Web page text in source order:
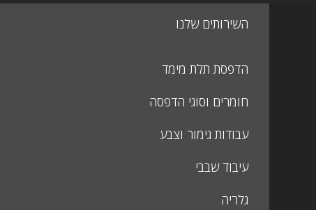
השירותים שלנו
הדפסת תלת מימד
חומרים וסוגי הדפסה
עבודות גימור וצבע
עיבוד שבבי
גלריה